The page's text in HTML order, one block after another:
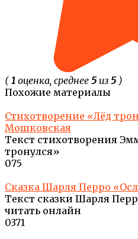
( 1 оценка, среднее 5из 5)
Похожие материалы
Стихотворение «Лёд
Мошковская
Текст стихотворения
тронулся»
075
Сказка Шарля Перро
Текст сказки Шарля
читать онлайн
0371